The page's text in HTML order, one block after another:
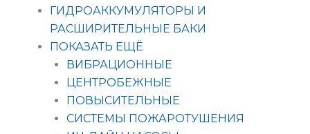
ГИДРОАККУМУЛЯТОРЫ И
РАСШИРИТЕЛЬНЫЕ БАКИ
ПОКАЗАТЬ ЕЩЁ
ВИБРАЦИОННЫЕ
ЦЕНТРОБЕЖНЫЕ
ПОВЫСИТЕЛЬНЫЕ
СИСТЕМЫ ПОЖАРОТУШЕНИЯ